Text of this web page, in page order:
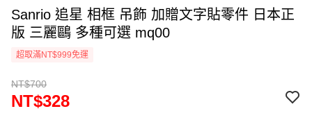
Sanrio 追星 相框 吊飾 加贈文字貼零件 日本正
版 三麗鷗 多種可選 mq00
超取滿NT$999免運
NT$700
NT$328